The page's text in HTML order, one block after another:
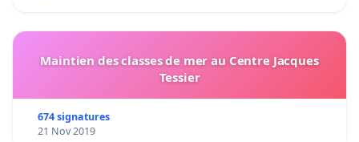
Maintien des classes de mer au Centre Jacques
Tessier
674 signatures
21 Nov 2019